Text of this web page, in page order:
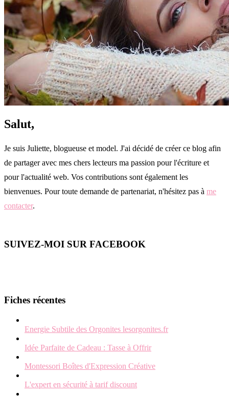
Salut,
Je suis Juliette, blogueuse et model. J'ai décidé de créer ce blog afin
de partager avec mes chers lecteurs ma passion pour l'écriture et
pour l'actualité web. Vos contributions sont également les
bienvenues. Pour toute demande de partenariat, n'hésitez pas à me
contacter.
SUIVEZ-MOI SUR FACEBOOK
Fiches récentes
Energie Subtile des Orgonites lesorgonites.fr
Idée Parfaite de Cadeau : Tasse à Offrir
Montessori Boîtes d'Expression Créative
L'expert en sécurité à tarif discount